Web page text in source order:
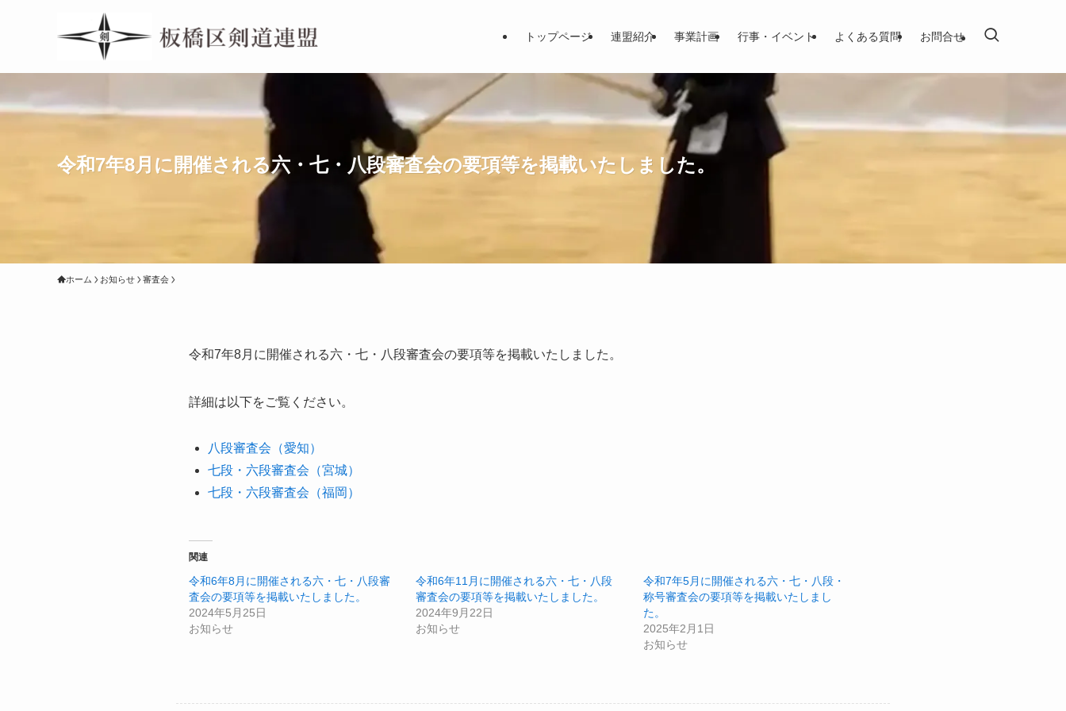
トップページ 連盟紹介 事業計画 行事・イベント よくある質問 お問合せ
令和7年8月に開催される六・七・八段審査会の要項等を掲載いたしました。
ホーム お知らせ 審査会
令和7年8月に開催される六・七・八段審査会の要項等を掲載いたしました。
詳細は以下をご覧ください。
八段審査会（愛知）
七段・六段審査会（宮城）
七段・六段審査会（福岡）
関連
令和6年8月に開催される六・七・八段審
査会の要項等を掲載いたしました。
2024年5月25日
お知らせ
令和6年11月に開催される六・七・八段
審査会の要項等を掲載いたしました。
2024年9月22日
お知らせ
令和7年5月に開催される六・七・八段・
称号審査会の要項等を掲載いたしまし
た。
2025年2月1日
お知らせ